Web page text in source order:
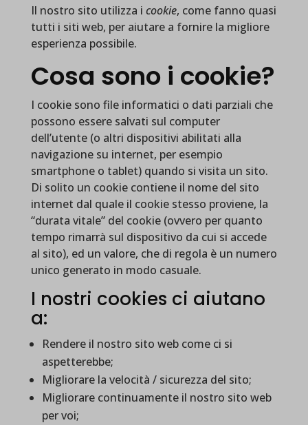
Il nostro sito utilizza i cookie, come fanno quasi
tutti i siti web, per aiutare a fornire la migliore
esperienza possibile.
Cosa sono i cookie?
I cookie sono file informatici o dati parziali che
possono essere salvati sul computer
dell’utente (o altri dispositivi abilitati alla
navigazione su internet, per esempio
smartphone o tablet) quando si visita un sito.
Di solito un cookie contiene il nome del sito
internet dal quale il cookie stesso proviene, la
“durata vitale” del cookie (ovvero per quanto
tempo rimarrà sul dispositivo da cui si accede
al sito), ed un valore, che di regola è un numero
unico generato in modo casuale.
I nostri cookies ci aiutano
a:
Rendere il nostro sito web come ci si
aspetterebbe;
Migliorare la velocità / sicurezza del sito;
Migliorare continuamente il nostro sito web
per voi;